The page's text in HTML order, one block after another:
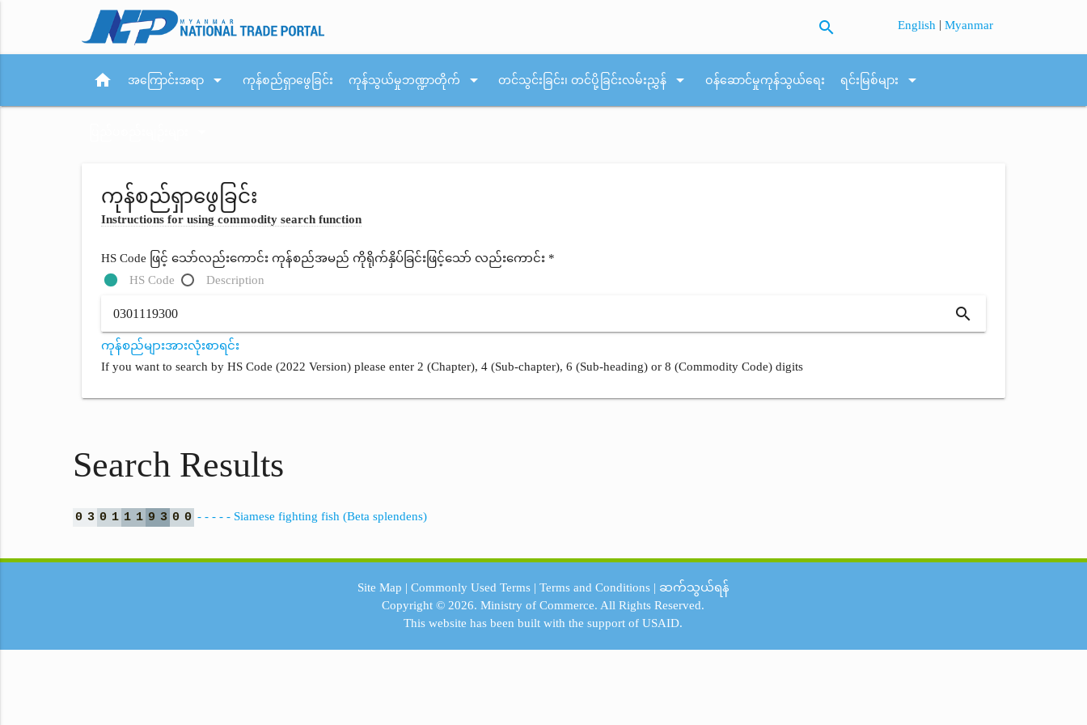
search English |Myanmar
home အကြောင်းအရာ arrow_drop_down ကုန်စည်ရှာဖွေခြင်း ကုန်သွယ်မှုဘဏ္ဍာတိုက် arrow_drop_down တင်သွင်းခြင်း၊ တင်ပို့ခြင်းလမ်းညွှန် arrow_drop_down ဝန်ဆောင်မှုကုန်သွယ်ရေး ရင်းမြစ်များ arrow_drop_down
ကုန်စည်ရှာဖွေခြင်း
Instructions for using commodity search function
HS Code ဖြင့် သော်လည်းကောင်း ကုန်စည်အမည် ကိုရိုက်နှိပ်ခြင်းဖြင့်သော် လည်းကောင်း *
HS Code
Description
search
ကုန်စည်များအားလုံးစာရင်း
If you want to search by HS Code (2022 Version) please enter 2 (Chapter), 4 (Sub-chapter), 6 (Sub-heading) or 8 (Commodity Code) digits
Search Results
0 3 0 1 1 1 9 3 0 0 - - - - - Siamese fighting fish (Beta splendens)
Site Map | Commonly Used Terms| Terms and Conditions| ဆက်သွယ်ရန်
Copyright © 2026.Ministry of Commerce. All Rights Reserved.
This website has been built with the support ofUSAID.